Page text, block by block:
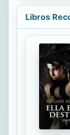
Libros